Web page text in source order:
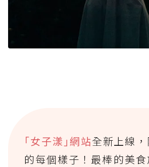
｢女子漾｣網站全新上線
的每個樣子！最棒的美